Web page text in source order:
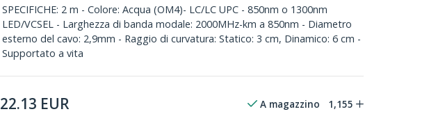
SPECIFICHE: 2 m - Colore: Acqua (OM4)- LC/LC UPC - 850nm o 1300nm
LED/VCSEL - Larghezza di banda modale: 2000MHz-km a 850nm - Diametro
esterno del cavo: 2,9mm - Raggio di curvatura: Statico: 3 cm, Dinamico: 6 cm -
Supportato a vita
22.13 EUR A magazzino 1,155